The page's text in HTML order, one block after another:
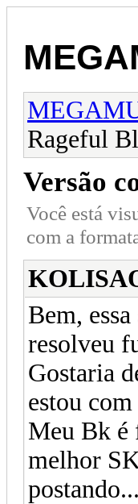
Rageful
Versão
Você está
com a
Bem,
resolveu
Gostaria
estou
Meu Bk é
melhor
postando...